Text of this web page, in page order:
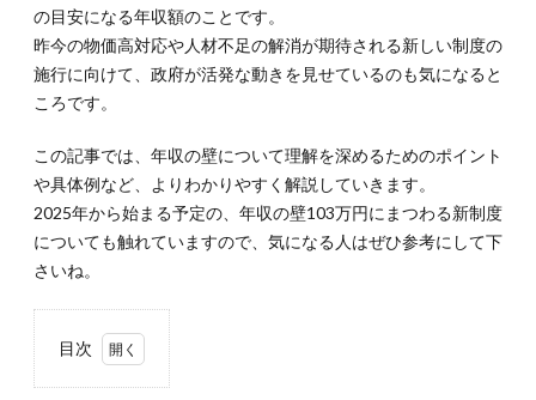
の目安になる年収額のことです。
昨今の物価高対応や人材不足の解消が期待される新しい制度の
施行に向けて、政府が活発な動きを見せているのも気になると
ころです。
この記事では、年収の壁について理解を深めるためのポイント
や具体例など、よりわかりやすく解説していきます。
2025年から始まる予定の、年収の壁103万円にまつわる新制度
についても触れていますので、気になる人はぜひ参考にして下
さいね。
目次
1.